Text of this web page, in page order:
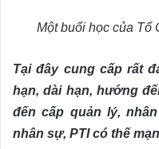
Một buổi học của Tổ
Tại đây cung cấp rất
hạn, dài hạn, hướng
đến cấp quản lý,
nhân sự, PTI có thế